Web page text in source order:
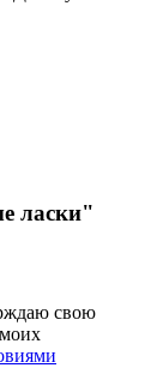
ласки"
свою